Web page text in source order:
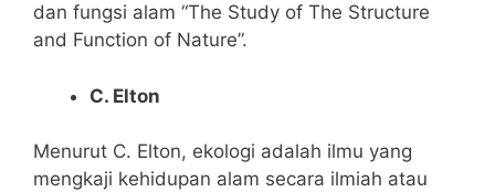
dan fungsi alam “The Study of The Structure
and Function of Nature”.
C. Elton
Menurut C. Elton, ekologi adalah ilmu yang
mengkaji kehidupan alam secara ilmiah atau